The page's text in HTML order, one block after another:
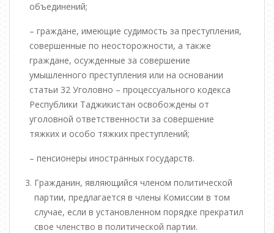
объединений;
– граждане, имеющие судимость за преступления,
совершенные по неосторожности, а также
граждане, осужденные за совершение
умышленного преступления или на основании
статьи 32 Уголовно – процессуального кодекса
Республики Таджикистан освобождены от
уголовной ответственности за совершение
тяжких и особо тяжких преступлений;
– пенсионеры иностранных государств.
Гражданин, являющийся членом политической
партии, предлагается в члены Комиссии в том
случае, если в установленном порядке прекратил
свое членство в политической партии.